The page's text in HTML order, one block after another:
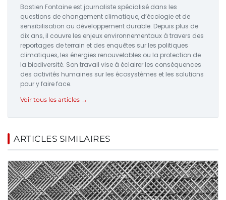
Bastien Fontaine est journaliste spécialisé dans les
questions de changement climatique, d’écologie et de
sensibilisation au développement durable. Depuis plus de
dix ans, il couvre les enjeux environnementaux à travers des
reportages de terrain et des enquêtes sur les politiques
climatiques, les énergies renouvelables ou la protection de
la biodiversité. Son travail vise à éclairer les conséquences
des activités humaines sur les écosystèmes et les solutions
pour y faire face.
Voir tous les articles →
ARTICLES SIMILAIRES